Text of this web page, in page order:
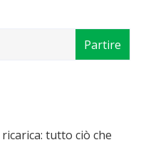
tutto ciò che